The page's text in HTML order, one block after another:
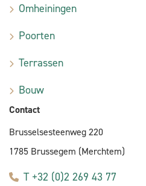
Omheiningen
Poorten
Terrassen
Bouw
Contact
Brusselsesteenweg 220
1785 Brussegem (Merchtem)
T +32 (0)2 269 43 77